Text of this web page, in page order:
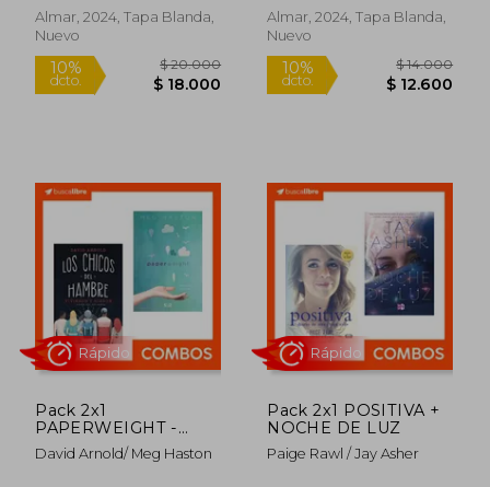
10%
dcto.
$ 18.500 10% $
Almar, 2024, Tapa Blanda,
Nuevo
Rápido
Almar, 2024, Tapa Blanda,
Nuevo
Rápido
Pack 2x1
PAPERWEIGHT -
¿CUAL ES EL PESO
DE LA CULPA? + LOS
David Arnold/ Meg Haston
Pack 2x1 POSITIVA +
NOCHE DE LUZ
Paige Rawl / Jay Asher